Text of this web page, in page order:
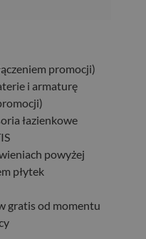
promocji)
i armaturę
łazienkowe
powyżej
płytek
gratis od momentu